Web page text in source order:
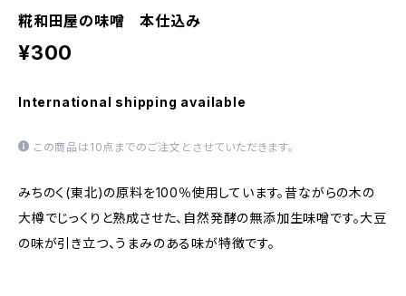
糀和田屋の味噌 本仕込み
¥300
International shipping available
この商品は10点までのご注文とさせていただきます。
みちのく(東北)の原料を100％使用しています。昔ながらの木の
大樽でじっくりと熟成させた、自然発酵の無添加生味噌です。大豆
の味が引き立つ、うまみのある味が特徴です。